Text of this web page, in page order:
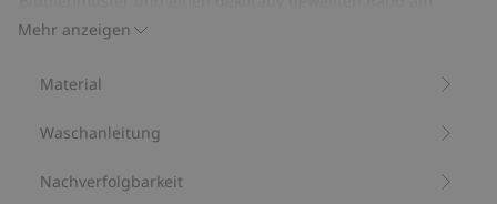
Mehr anzeigen
Schaft. Rutschfeste Sohle in den Größen 16/18 und 19/22.
Socken 4er-Pck.
Rutschfeste Sohle in den Größen 16/18 und 19/22.
Artikelnummer:916643
Material
Waschanleitung
Nachverfolgbarkeit